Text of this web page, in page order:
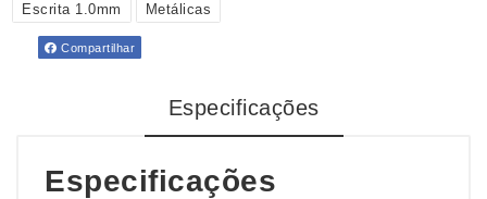
Escrita 1.0mm
Metálicas
Compartilhar
Especificações
Especificações